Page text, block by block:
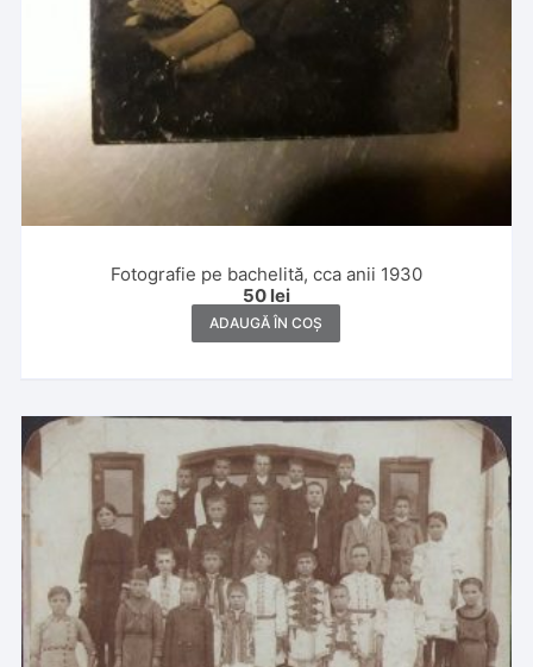
Fotografie pe bachelită, cca anii 1930
50 lei
ADAUGĂ ÎN COȘ